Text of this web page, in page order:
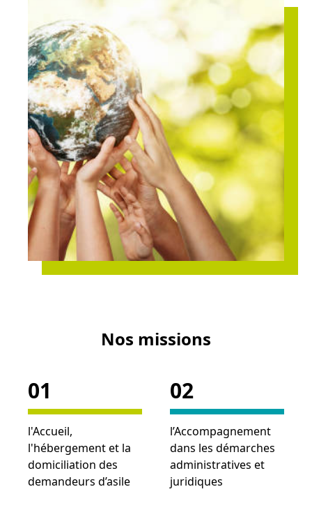
Nos missions
01
l'Accueil,
l'hébergement et la
domiciliation des
demandeurs d’asile
02
l’Accompagnement
dans les démarches
administratives et
juridiques